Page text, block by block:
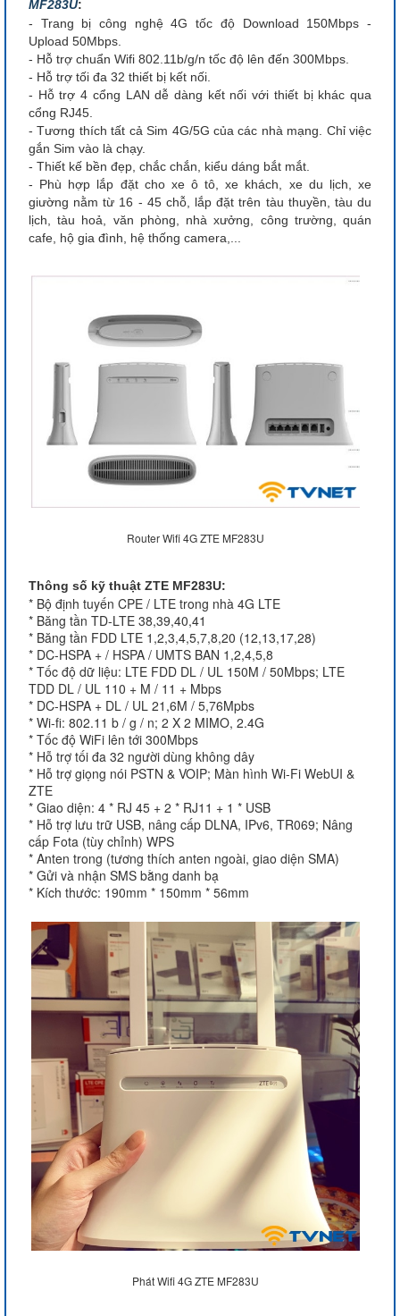
MF283U:
- Trang bị công nghệ 4G tốc độ Download 150Mbps -
Upload 50Mbps.
- Hỗ trợ chuẩn Wifi 802.11b/g/n tốc độ lên đến 300Mbps.
- Hỗ trợ tối đa 32 thiết bị kết nối.
- Hỗ trợ 4 cổng LAN dễ dàng kết nối với thiết bị khác qua
cổng RJ45.
- Tương thích tất cả Sim 4G/5G của các nhà mạng. Chỉ việc
gắn Sim vào là chạy.
- Thiết kế bền đẹp, chắc chắn, kiểu dáng bắt mắt.
- Phù hợp lắp đặt cho xe ô tô, xe khách, xe du lịch, xe
giường nằm từ 16 - 45 chỗ, lắp đặt trên tàu thuyền, tàu du
lịch, tàu hoả, văn phòng, nhà xưởng, công trường, quán
cafe, hộ gia đình, hệ thống camera,...
Router Wifi 4G ZTE MF283U
Thông số kỹ thuật ZTE MF283U:
* Bộ định tuyến CPE / LTE trong nhà 4G LTE
* Băng tần TD-LTE 38,39,40,41
* Băng tần FDD LTE 1,2,3,4,5,7,8,20 (12,13,17,28)
* DC-HSPA + / HSPA / UMTS BAN 1,2,4,5,8
* Tốc độ dữ liệu: LTE FDD DL / UL 150M / 50Mbps; LTE
TDD DL / UL 110 + M / 11 + Mbps
* DC-HSPA + DL / UL 21,6M / 5,76Mpbs
* Wi-fi: 802.11 b / g / n; 2 X 2 MIMO, 2.4G
* Tốc độ WiFi lên tới 300Mbps
* Hỗ trợ tối đa 32 người dùng không dây
* Hỗ trợ giọng nói PSTN & VOIP; Màn hình Wi-Fi WebUI &
ZTE
* Giao diện: 4 * RJ 45 + 2 * RJ11 + 1 * USB
* Hỗ trợ lưu trữ USB, nâng cấp DLNA, IPv6, TR069; Nâng
cấp Fota (tùy chỉnh) WPS
* Anten trong (tương thích anten ngoài, giao diện SMA)
* Gửi và nhận SMS bằng danh bạ
* Kích thước: 190mm * 150mm * 56mm
Phát Wifi 4G ZTE MF283U